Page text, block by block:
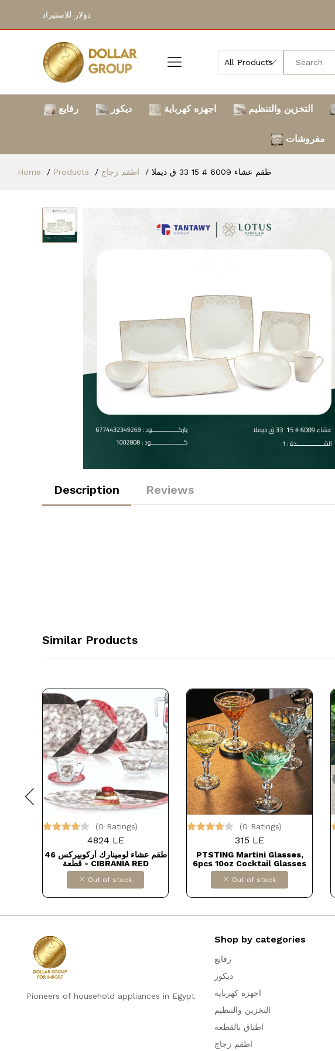
دولار للاستيراد
رفايع ديكور اجهزه كهرباية التخزين والتنظيم
مفروشات
Home Products اطقم زجاج طقم عشاء 6009 # 15 33 ق ديملا
Description Reviews
Similar Products
(0 Ratings)
4824 LE
طقم عشاء لومينارك أركوبيركس 46
قطعة - CIBRANIA RED
Out of stock
(0 Ratings)
315 LE
PTSTING Martini Glasses,
6pcs 10oz Cocktail Glasses
Set, Art Deco Design Glass,
for Martini, Cocktail,
Margarita, Cosmopolitan,
Manhattan, Brandy, Ideal Gift
B0CC81P5R5
Out of stock
Pioneers of household appliances in Egypt
Shop by categories
رفايع
ديكور
اجهزه كهرباية
التخزين والتنظيم
اطباق بالقطعه
اطقم زجاج